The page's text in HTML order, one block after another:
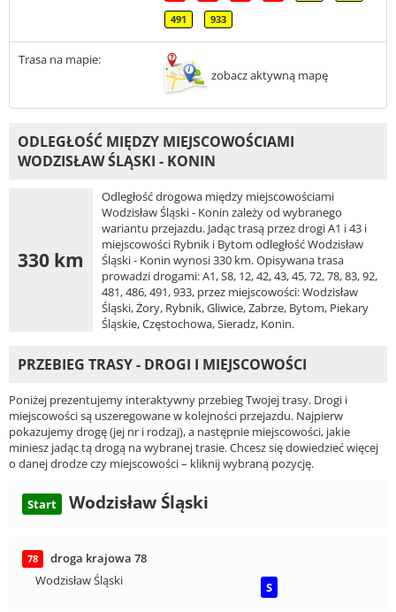
491 933
Trasa na mapie:
zobacz aktywną mapę
ODLEGŁOŚĆ MIĘDZY MIEJSCOWOŚCIAMI
WODZISŁAW ŚLĄSKI - KONIN
330 km
Odległość drogowa między miejscowościami
Wodzisław Śląski - Konin zależy od wybranego
wariantu przejazdu. Jadąc trasą przez drogi A1 i 43 i
miejscowości Rybnik i Bytom odległość Wodzisław
Śląski - Konin wynosi 330 km. Opisywana trasa
prowadzi drogami: A1, S8, 12, 42, 43, 45, 72, 78, 83, 92,
481, 486, 491, 933, przez miejscowości: Wodzisław
Śląski, Żory, Rybnik, Gliwice, Zabrze, Bytom, Piekary
Śląskie, Częstochowa, Sieradz, Konin.
PRZEBIEG TRASY - DROGI I MIEJSCOWOŚCI
Poniżej prezentujemy interaktywny przebieg Twojej trasy. Drogi i
miejscowości są uszeregowane w kolejności przejazdu. Najpierw
pokazujemy drogę (jej nr i rodzaj), a następnie miejscowości, jakie
miniesz jadąc tą drogą na wybranej trasie. Chcesz się dowiedzieć więcej
o danej drodze czy miejscowości – kliknij wybraną pozycję.
Start Wodzisław Śląski
78
droga krajowa 78
Wodzisław Śląski
S